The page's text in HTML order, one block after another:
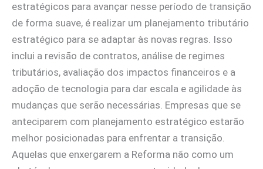
estratégicos para avançar nesse período de transição
de forma suave, é realizar um planejamento tributário
estratégico para se adaptar às novas regras. Isso
inclui a revisão de contratos, análise de regimes
tributários, avaliação dos impactos financeiros e a
adoção de tecnologia para dar escala e agilidade às
mudanças que serão necessárias. Empresas que se
anteciparem com planejamento estratégico estarão
melhor posicionadas para enfrentar a transição.
Aquelas que enxergarem a Reforma não como um